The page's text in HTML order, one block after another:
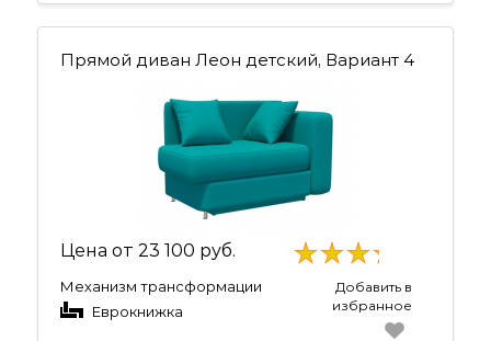
Прямой диван Леон детский, Вариант 4
Цена от 23 100 руб.
Механизм трансформации
Еврокнижка
Добавить в
избранное